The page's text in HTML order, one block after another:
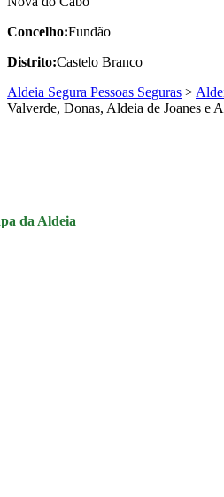
Concelho:Fundão
Distrito:Castelo Branco
Aldeia Segura Pessoas Seguras >
Valverde, Donas, Aldeia de Joanes e
da Aldeia